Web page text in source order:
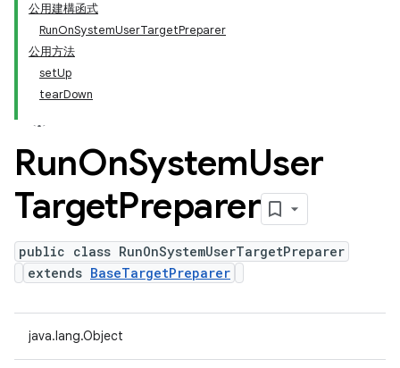
公用建構函式
RunOnSystemUserTargetPreparer
公用方法
setUp
tearDown
RunOnSystemUser
TargetPreparer
public class RunOnSystemUserTargetPreparer
extends BaseTargetPreparer
java.lang.Object